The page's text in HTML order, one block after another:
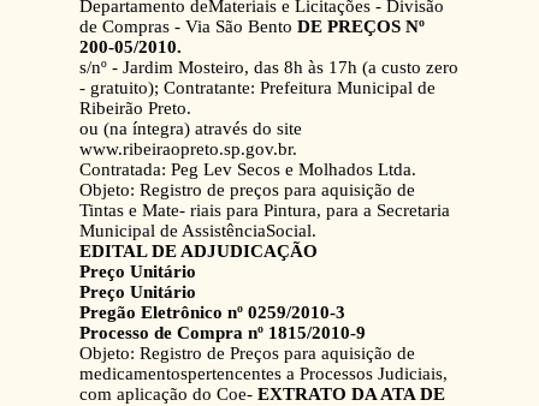
Departamento deMateriais e Licitações - Divisão
de Compras - Via São Bento DE PREÇOS Nº
200-05/2010.
s/nº - Jardim Mosteiro, das 8h às 17h (a custo zero
- gratuito); Contratante: Prefeitura Municipal de
Ribeirão Preto.
ou (na íntegra) através do site
www.ribeiraopreto.sp.gov.br.
Contratada: Peg Lev Secos e Molhados Ltda.
Objeto: Registro de preços para aquisição de
Tintas e Mate- riais para Pintura, para a Secretaria
Municipal de AssistênciaSocial.
EDITAL DE ADJUDICAÇÃO
Preço Unitário
Preço Unitário
Pregão Eletrônico nº 0259/2010-3
Processo de Compra nº 1815/2010-9
Objeto: Registro de Preços para aquisição de
medicamentospertencentes a Processos Judiciais,
com aplicação do Coe- EXTRATO DA ATA DE